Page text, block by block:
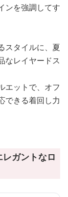
ンを強調してす
スタイルに、夏
なレイヤードス
エットで、オフ
できる着回し力
ガントなロ